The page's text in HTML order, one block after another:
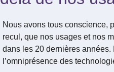
Nous avons tous conscience,
recul, que nos usages et nos
dans les 20 dernières
l’omniprésence des